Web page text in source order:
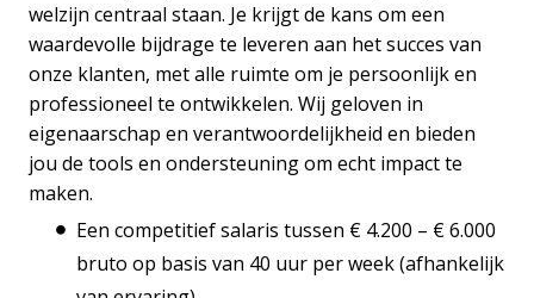
welzijn centraal staan. Je krijgt de kans om een
waardevolle bijdrage te leveren aan het succes van
onze klanten, met alle ruimte om je persoonlijk en
professioneel te ontwikkelen. Wij geloven in
eigenaarschap en verantwoordelijkheid en bieden
jou de tools en ondersteuning om echt impact te
maken.
Een competitief salaris tussen € 4.200 – € 6.000
bruto op basis van 40 uur per week (afhankelijk